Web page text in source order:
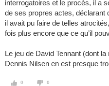
interrogatoires et le procès, il a
de ses propres actes, déclarant
il avait pu faire de telles
fois plus encore que ce qu’il
Le jeu de David Tennant (dont
Dennis Nilsen en est presque
0 0